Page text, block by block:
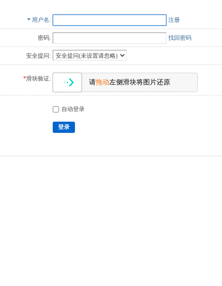
用户名 注册
密码: 找回密码
安全提问:
*滑块验证: 请拖动左侧滑块将图片还原
自动登录
登录